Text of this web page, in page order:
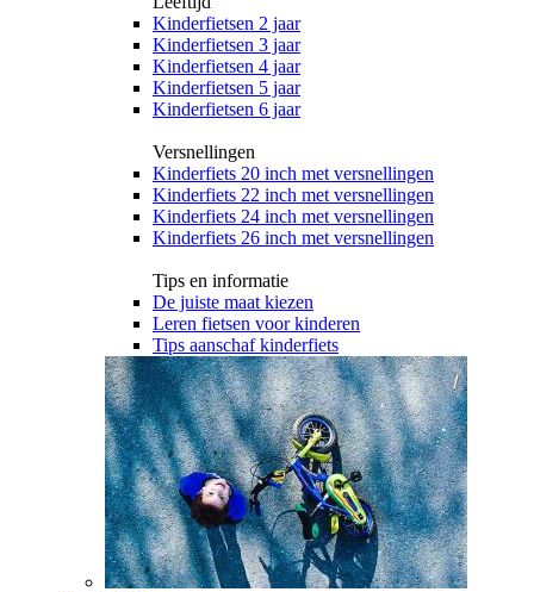
Kinderfietsen 2 jaar
Kinderfietsen 3 jaar
Kinderfietsen 4 jaar
Kinderfietsen 5 jaar
Kinderfietsen 6 jaar
Versnellingen
Kinderfiets 20 inch met versnellingen
Kinderfiets 22 inch met versnellingen
Kinderfiets 24 inch met versnellingen
Kinderfiets 26 inch met versnellingen
Tips en informatie
De juiste maat kiezen
Leren fietsen voor kinderen
Tips aanschaf kinderfiets